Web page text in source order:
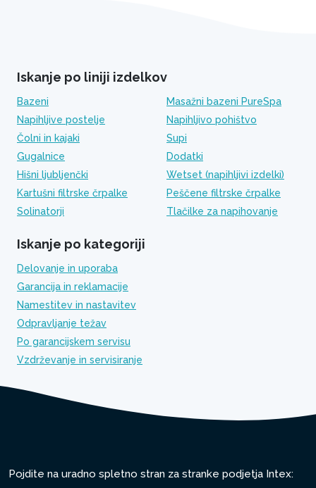
Iskanje po liniji izdelkov
Bazeni
Masažni bazeni PureSpa
Napihljive postelje
Napihljivo pohištvo
Čolni in kajaki
Supi
Gugalnice
Dodatki
Hišni ljubljenčki
Wetset (napihljivi izdelki)
Kartušni filtrske črpalke
Peščene filtrske črpalke
Solinatorji
Tlačilke za napihovanje
Iskanje po kategoriji
Delovanje in uporaba
Garancija in reklamacije
Namestitev in nastavitev
Odpravljanje težav
Po garancijskem servisu
Vzdrževanje in servisiranje
Pojdite na uradno spletno stran za stranke podjetja Intex: